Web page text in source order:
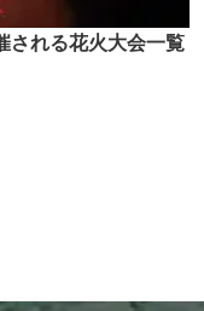
される花火大会一覧